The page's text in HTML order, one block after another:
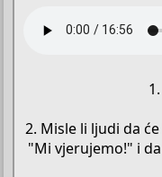
2. Misle li ljudi da
"Mi vjerujemo!" i